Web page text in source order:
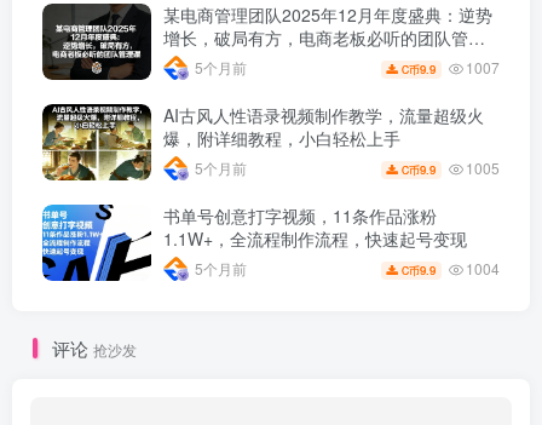
某电商管理团队2025年12月年度盛典：逆势
增长，破局有方，电商老板必听的团队管理
课
5个月前 C币9.9 1007
AI古风人性语录视频制作教学，流量超级火
爆，附详细教程，小白轻松上手
5个月前 C币9.9 1005
书单号创意打字视频，11条作品涨粉
1.1W+，全流程制作流程，快速起号变现
5个月前 C币9.9 1004
评论 抢沙发